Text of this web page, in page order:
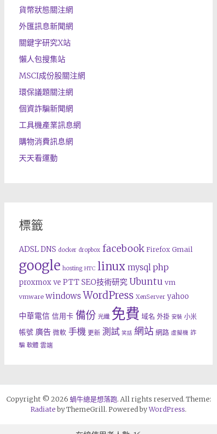
貨幣狀態關注網
外匯訊息新聞網
關鍵字研究X站
懶人包搜集站
MSCI成份股關注網
環保議題關注網
個資詐騙新聞網
工具機產業訊息網
購物消費訊息網
天天看運動
標籤
ADSL DNS docker dropbox facebook Firefox Gmail
google hosting HTC linux mysql php
proxmox ve PTT SEO技術研究 Ubuntu vm
vmware windows WordPress XenServer yahoo
中華電信 信用卡 備份 光纖 免費 域名 外掛 安裝 小米
帳號 廣告 微軟 手機 更新 測試 笑話 網站 網路 虛擬機 詐
騙 軟體 雲端
Copyright © 2026 蝸牛總是想落跑. All rights reserved. Theme:
Radiateby ThemeGrill. Powered byWordPress.